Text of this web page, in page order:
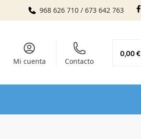
968 626 710 / 673 642 763
Mi cuenta Contacto
0,00€